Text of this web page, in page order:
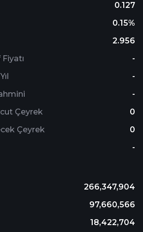
0.127
0.15%
2.956
-
-
-
Çeyrek
0
Çeyrek
0
-
266,347,904
97,660,566
18,422,704